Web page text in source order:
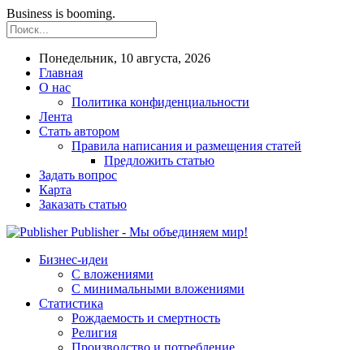
Business is booming.
Понедельник, 10 августа, 2026
Главная
О нас
Политика конфиденциальности
Лента
Стать автором
Правила написания и размещения статей
Предложить статью
Задать вопрос
Карта
Заказать статью
Publisher - Мы объединяем мир!
Бизнес-идеи
С вложениями
С минимальными вложениями
Статистика
Рождаемость и смертность
Религия
Производство и потребление